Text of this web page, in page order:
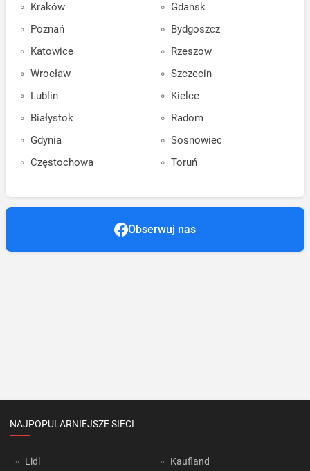
Kraków
Poznań
Katowice
Wrocław
Lublin
Białystok
Gdynia
Częstochowa
Gdańsk
Bydgoszcz
Rzeszow
Szczecin
Kielce
Radom
Sosnowiec
Toruń
Obserwuj nas
NAJPOPULARNIEJSZE SIECI
Lidl Kaufland